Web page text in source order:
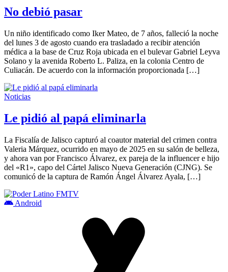
No debió pasar
Un niño identificado como Iker Mateo, de 7 años, falleció la noche
del lunes 3 de agosto cuando era trasladado a recibir atención
médica a la base de Cruz Roja ubicada en el bulevar Gabriel Leyva
Solano y la avenida Roberto L. Paliza, en la colonia Centro de
Culiacán. De acuerdo con la información proporcionada […]
Noticias
Le pidió al papá eliminarla
La Fiscalía de Jalisco capturó al coautor material del crimen contra
Valeria Márquez, ocurrido en mayo de 2025 en su salón de belleza,
y ahora van por Francisco Álvarez, ex pareja de la influencer e hijo
del «R1», capo del Cártel Jalisco Nueva Generación (CJNG). Se
comunicó de la captura de Ramón Ángel Álvarez Ayala, […]
Android